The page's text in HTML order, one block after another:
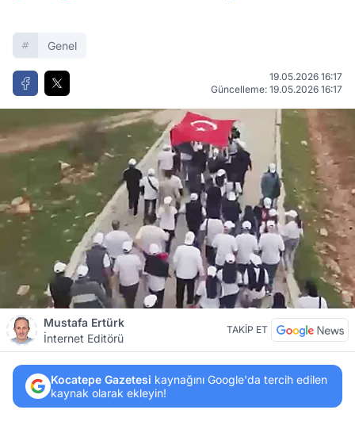
Genel
19.05.2026 16:17
Güncelleme: 19.05.2026 16:17
Mustafa Ertürk
İnternet Editörü
TAKİP ET
Kocatepe Gazetesi kaynağını Google'da tercih edilen
kaynak olarak ekleyin!